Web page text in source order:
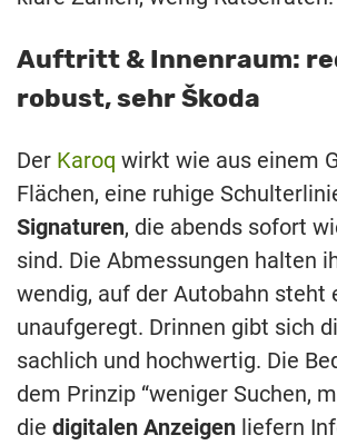
Auftritt & Innenraum:
robust, sehr Škoda
Der Karoq wirkt wie aus einem
Flächen, eine ruhige
Signaturen, die abends sofort
sind. Die Abmessungen halten
wendig, auf der Autobahn steht
unaufgeregt. Drinnen gibt sich
sachlich und hochwertig. Die
dem Prinzip “weniger Suchen,
die digitalen Anzeigen liefern